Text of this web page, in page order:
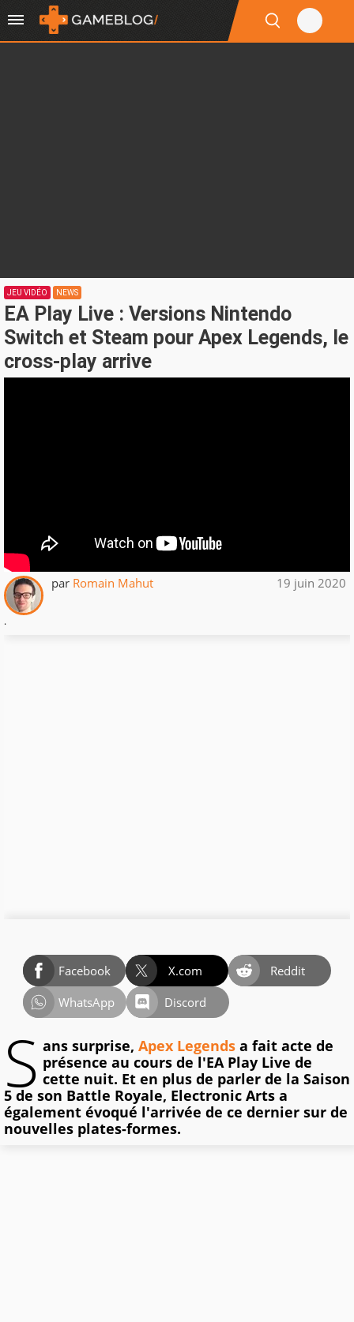
JEU VIDÉO NEWS
EA Play Live : Versions Nintendo
Switch et Steam pour Apex Legends, le
cross-play arrive
par Romain Mahut 19 juin 2020
.
Facebook X.com
Reddit
WhatsApp
Discord
S ans surprise, Apex Legends a fait acte de
présence au cours de l'EA Play Live de
cette nuit. Et en plus de parler de la Saison
5 de son Battle Royale, Electronic Arts a
également évoqué l'arrivée de ce dernier sur de
nouvelles plates-formes.